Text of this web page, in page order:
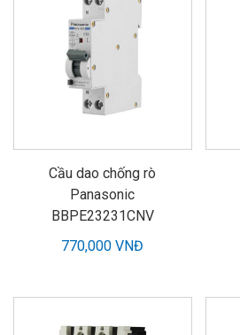
Cầu dao chống rò
Panasonic
BBPE23231CNV
770,000 VNĐ